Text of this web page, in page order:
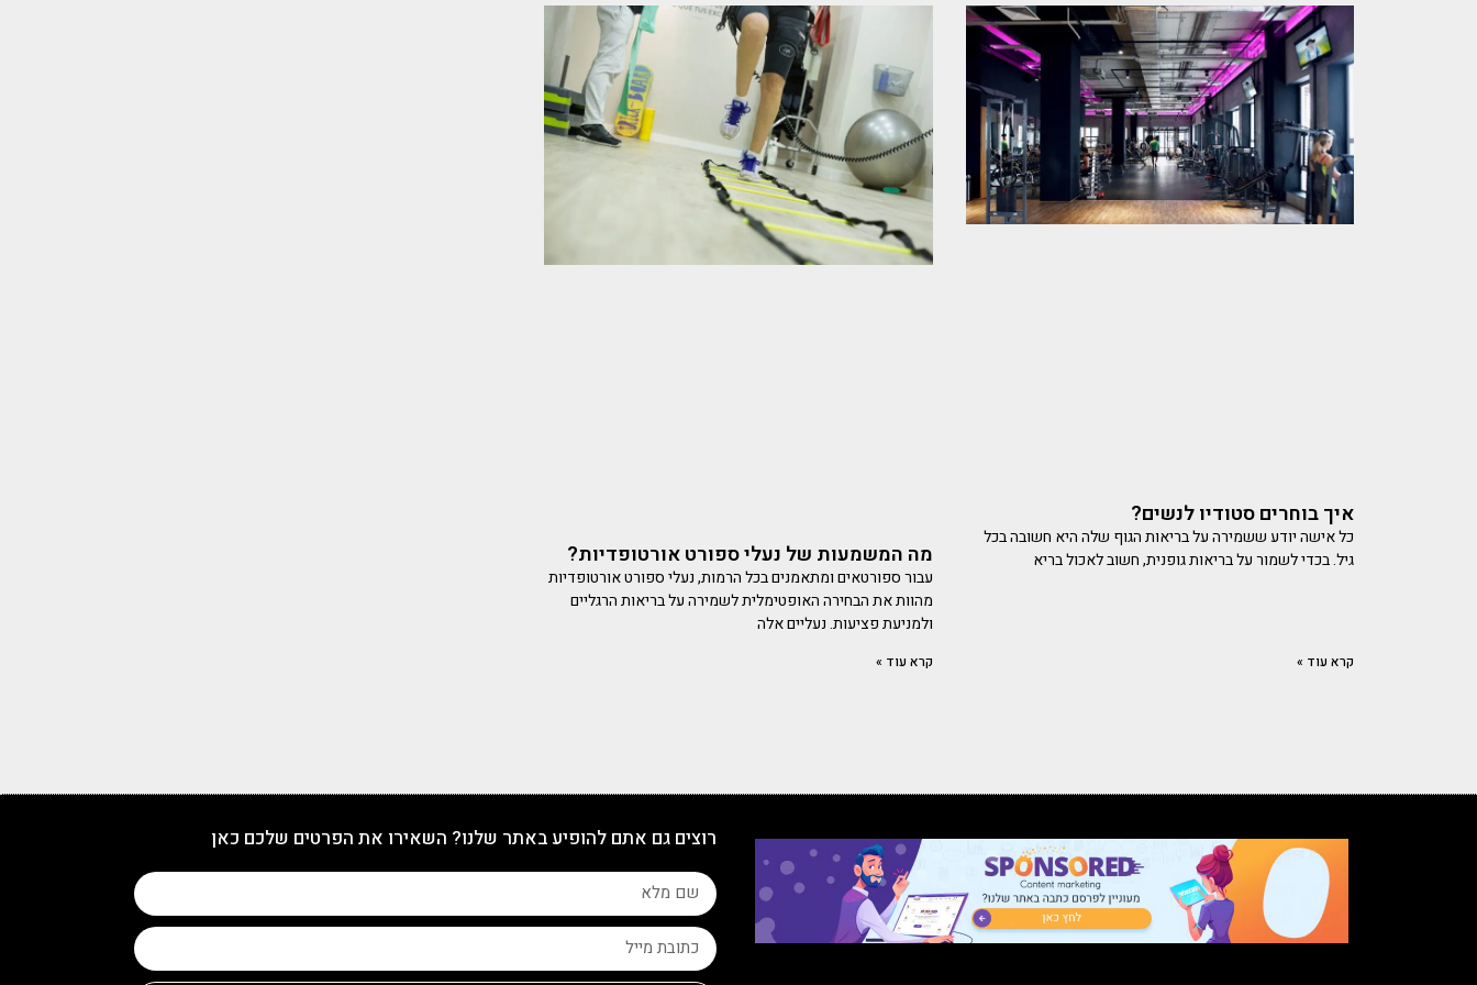
איך בוחרים סטודיו לנשים?
כל אישה יודע ששמירה על בריאות הגוף שלה היא חשובה בכל
גיל. בכדי לשמור על בריאות גופנית, חשוב לאכול בריא
קרא עוד »
מה המשמעות של נעלי ספורט אורטופדיות?
עבור ספורטאים ומתאמנים בכל הרמות, נעלי ספורט אורטופדיות
מהוות את הבחירה האופטימלית לשמירה על בריאות הרגליים
ולמניעת פציעות. נעליים אלה
קרא עוד »
רוצים גם אתם להופיע באתר שלנו? השאירו את הפרטים שלכם כאן